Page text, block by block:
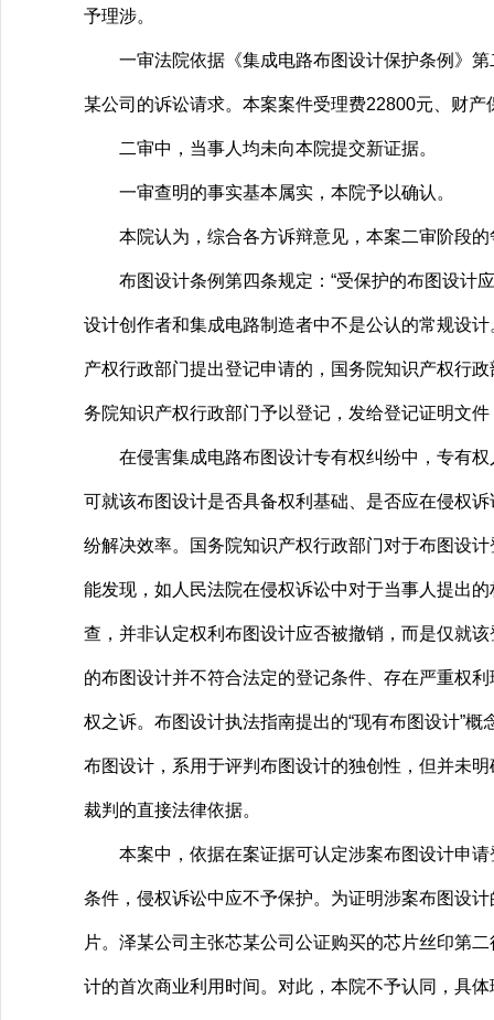
予理涉。
一审法院依据《集成电路布图设计保护条例》第
某公司的诉讼请求。本案案件受理费22800元、财
二审中，当事人均未向本院提交新证据。
一审查明的事实基本属实，本院予以确认。
本院认为，综合各方诉辩意见，本案二审阶段的
布图设计条例第四条规定：“受保护的布图设计应
设计创作者和集成电路制造者中不是公认的常规设
产权行政部门提出登记申请的，国务院知识产权行
务院知识产权行政部门予以登记，发给登记证明文件
在侵害集成电路布图设计专有权纠纷中，专有权
可就该布图设计是否具备权利基础、是否应在侵权
纷解决效率。国务院知识产权行政部门对于布图设
能发现，如人民法院在侵权诉讼中对于当事人提出
查，并非认定权利布图设计应否被撤销，而是仅就
的布图设计并不符合法定的登记条件、存在严重权
权之诉。布图设计执法指南提出的“现有布图设计”
布图设计，系用于评判布图设计的独创性，但并未
裁判的直接法律依据。
本案中，依据在案证据可认定涉案布图设计申请
条件，侵权诉讼中应不予保护。为证明涉案布图设
片。泽某公司主张芯某公司公证购买的芯片丝印第
计的首次商业利用时间。对此，本院不予认同，具